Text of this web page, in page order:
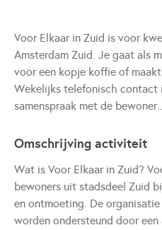
Voor Elkaar in Zuid is voor
Amsterdam Zuid. Je gaat als
voor een kopje koffie of
Wekelijks telefonisch contact
samenspraak met de bewoner..
Omschrijving activiteit
Wat is Voor Elkaar in Zuid?
bewoners uit stadsdeel Zuid
en ontmoeting. De
worden ondersteund door